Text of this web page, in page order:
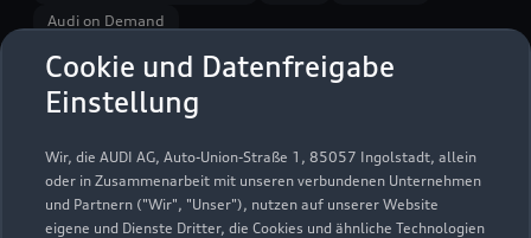
Cookie und Datenfreigabe
Einstellung
Wir, die AUDI AG, Auto-Union-Straße 1, 85057 Ingolstadt, allein
oder in Zusammenarbeit mit unseren verbundenen Unternehmen
und Partnern ("Wir", "Unser"), nutzen auf unserer Website
eigene und Dienste Dritter, die Cookies und ähnliche Technologien
Audi on Demand